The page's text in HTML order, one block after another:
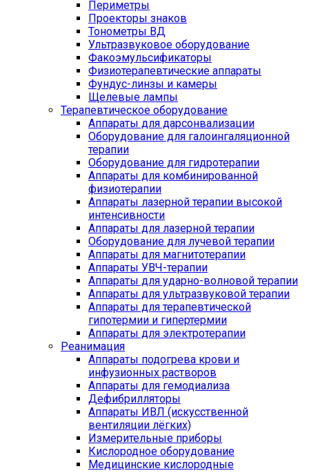
Периметры
Проекторы знаков
Тонометры ВД
Ультразвуковое оборудование
Факоэмульсификаторы
Физиотерапевтические аппараты
Фундус-линзы и камеры
Щелевые лампы
Терапевтическое оборудование
Аппараты для дарсонвализации
Оборудование для галоингаляционной
терапии
Оборудование для гидротерапии
Аппараты для комбинированной
физиотерапии
Аппараты лазерной терапии высокой
интенсивности
Аппараты для лазерной терапии
Оборудование для лучевой терапии
Аппараты для магнитотерапии
Аппараты УВЧ-терапии
Аппараты для ударно-волновой терапии
Аппараты для ультразвуковой терапии
Аппараты для терапевтической
гипотермии и гипертермии
Аппараты для электротерапии
Реанимация
Аппараты подогрева крови и
инфузионных растворов
Аппараты для гемодиализа
Дефибрилляторы
Аппараты ИВЛ (искусственной
вентиляции лёгких)
Измерительные приборы
Кислородное оборудование
Медицинские кислородные